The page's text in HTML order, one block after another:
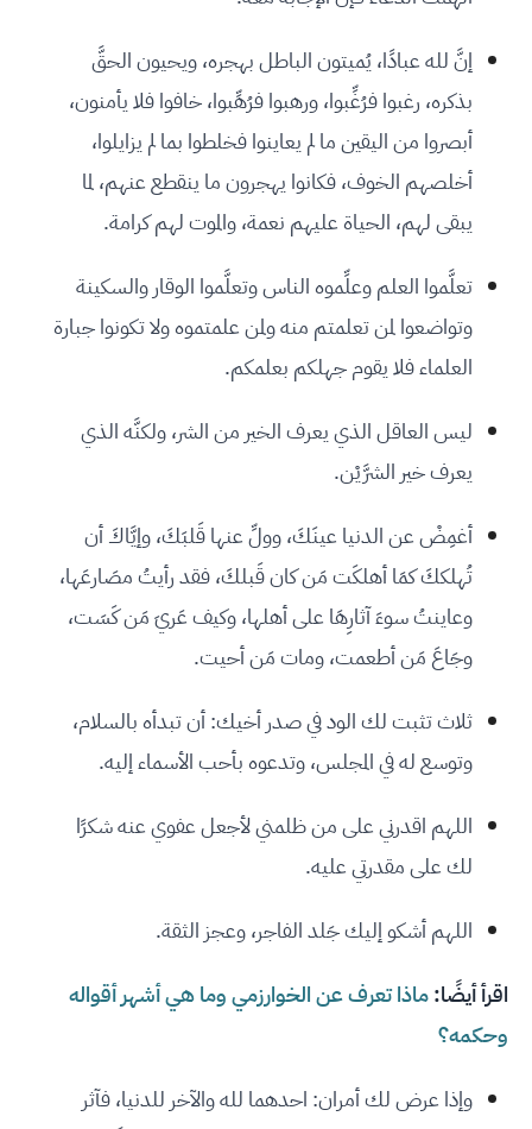
إنَّ لله عبادًا، يُميتون الباطل بهجره، ويحيون الحقَّ
بذكره، رغبوا فرُغِّبوا، ورهبوا فرُهِّبوا، خافوا فلا يأمنون،
أبصروا من اليقين ما لم يعاينوا فخلطوا بما لم يزايلوا،
أخلصهم الخوف، فكانوا يهجرون ما ينقطع عنهم، لما
يبقى لهم، الحياة عليهم نعمة، والموت لهم كرامة.
تعلَّموا العلم وعلِّموه الناس وتعلَّموا الوقار والسكينة
وتواضعوا لمن تعلمتم منه ولمن علمتموه ولا تكونوا جبارة
العلماء فلا يقوم جهلكم بعلمكم.
ليس العاقل الذي يعرف الخير من الشر، ولكنَّه الذي
يعرف خير الشرَّيْن.
أغمِضْ عن الدنيا عينَكَ، وولِّ عنها قَلبَكَ، وإيَّاكَ أن
تُهلككَ كمَا أهلكَت مَن كان قَبلكَ، فقد رأيتُ مصَارعَها،
وعاينتُ سوءَ آثارِهَا على أهلها، وكيف عَريَ مَن كَسَت،
وجَاعَ مَن أطعمت، ومات مَن أحيت.
ثلاث تثبت لك الود في صدر أخيك: أن تبدأه بالسلام،
وتوسع له في المجلس، وتدعوه بأحب الأسماء إليه.
اللهم اقدرني على من ظلمني لأجعل عفوي عنه شكرًا
لك على مقدرتي عليه.
اللهم أشكو إليك جَلد الفاجر، وعجز الثقة.
اقرأ أيضًا:ماذا تعرف عن الخوارزمي وما هي أشهر أقواله
وحكمه؟
وإذا عرض لك أمران: احدهما لله والآخر للدنيا، فآثر